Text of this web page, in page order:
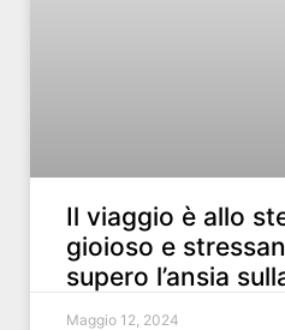
Il viaggio è allo
gioioso e
supero l’ansia
Maggio 12, 2024